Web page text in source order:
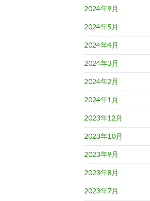
2024年9月
2024年5月
2024年4月
2024年3月
2024年2月
2024年1月
2023年12月
2023年10月
2023年9月
2023年8月
2023年7月